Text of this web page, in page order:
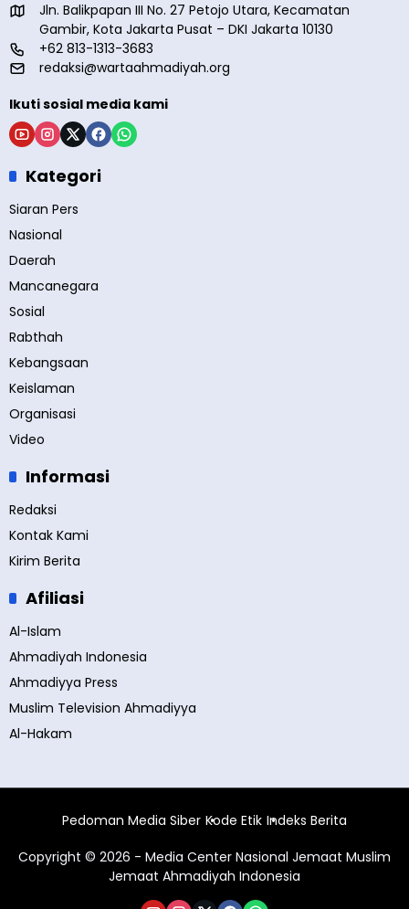
Jln. Balikpapan III No. 27 Petojo Utara, Kecamatan
Gambir, Kota Jakarta Pusat – DKI Jakarta 10130
+62 813-1313-3683
redaksi@wartaahmadiyah.org
Ikuti sosial media kami
Kategori
Siaran Pers
Nasional
Daerah
Mancanegara
Sosial
Rabthah
Kebangsaan
Keislaman
Organisasi
Video
Informasi
Redaksi
Kontak Kami
Kirim Berita
Afiliasi
Al-Islam
Ahmadiyah Indonesia
Ahmadiyya Press
Muslim Television Ahmadiyya
Al-Hakam
Pedoman Media Siber Kode Etik Indeks Berita
Copyright © 2026 - Media Center Nasional Jemaat Muslim
Jemaat Ahmadiyah Indonesia